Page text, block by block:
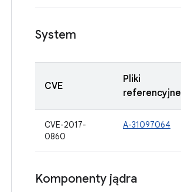
System
CVE
Pliki
referencyjne
CVE-2017-
0860
A-31097064
Komponenty jądra